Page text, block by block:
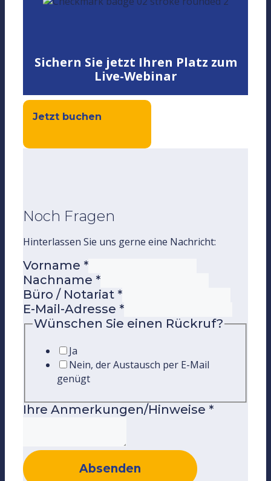
Sichern Sie jetzt Ihren Platz zum
Live-Webinar
Jetzt buchen
Noch Fragen
Hinterlassen Sie uns gerne eine Nachricht:
Vorname *
Nachname *
Büro / Notariat *
E-Mail-Adresse *
Wünschen Sie einen Rückruf?
Ja
Nein, der Austausch per E-Mail
genügt
Ihre Anmerkungen/Hinweise *
Absenden